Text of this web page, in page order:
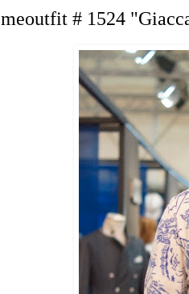
meoutfit # 1524